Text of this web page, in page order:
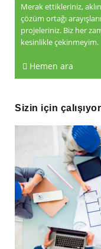
Merak ettikleriniz,
çözüm ortağı
projeleriniz. Biz her
kesinlikle çekinmeyim.
Hemen ara
Sizin için